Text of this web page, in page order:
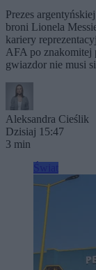
Prezes
broni Lionela
kariery
AFA po znakomitej
gwiazdor nie musi
Aleksandra Cieślik
Dzisiaj 15:47
3 min